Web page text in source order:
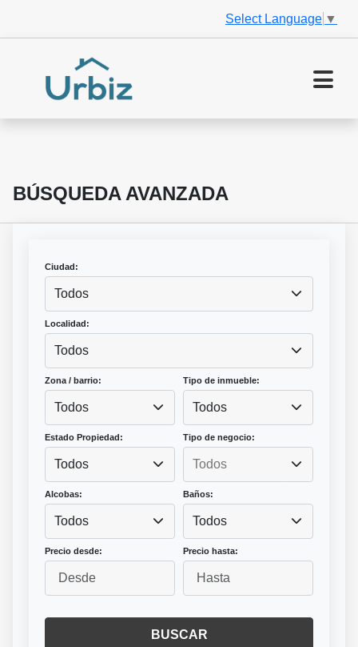
Select Language ▼
BÚSQUEDA AVANZADA
Ciudad:
Todos
Localidad:
Todos
Zona / barrio:
Todos
Tipo de inmueble:
Todos
Estado Propiedad:
Todos
Tipo de negocio:
Alcobas:
Todos
Baños:
Todos
Precio desde: Precio hasta:
BUSCAR